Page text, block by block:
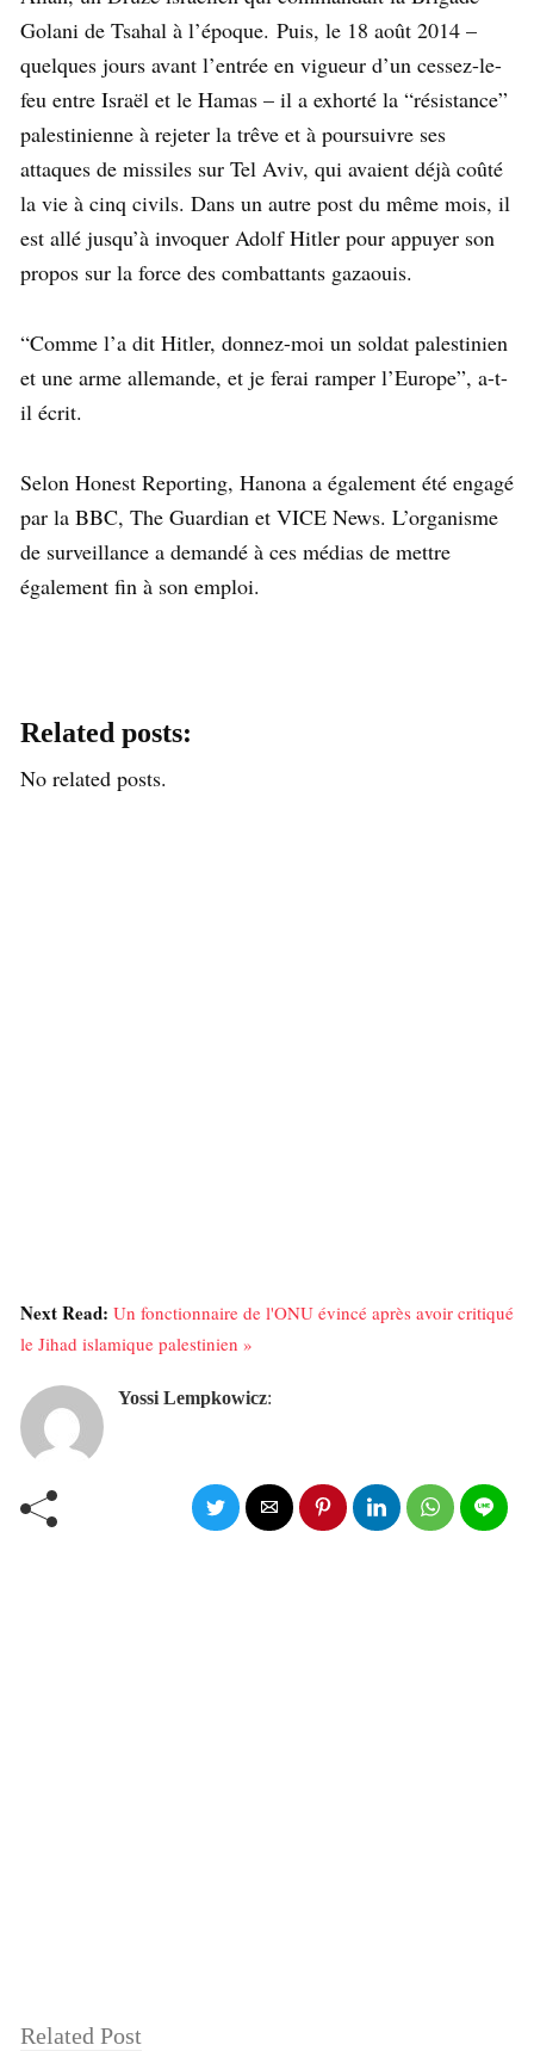
Golani de Tsahal à l’époque. Puis, le 18 août 2014 –
quelques jours avant l’entrée en vigueur d’un cessez-le-
feu entre Israël et le Hamas – il a exhorté la “résistance”
palestinienne à rejeter la trêve et à poursuivre ses
attaques de missiles sur Tel Aviv, qui avaient déjà coûté
la vie à cinq civils. Dans un autre post du même mois, il
est allé jusqu’à invoquer Adolf Hitler pour appuyer son
propos sur la force des combattants gazaouis.
“Comme l’a dit Hitler, donnez-moi un soldat palestinien
et une arme allemande, et je ferai ramper l’Europe”, a-t-
il écrit.
Selon Honest Reporting, Hanona a également été engagé
par la BBC, The Guardian et VICE News. L’organisme
de surveillance a demandé à ces médias de mettre
également fin à son emploi.
Related posts:
No related posts.
Next Read: Un fonctionnaire de l'ONU évincé après avoir critiqué
le Jihad islamique palestinien »
Yossi Lempkowicz:
Related Post